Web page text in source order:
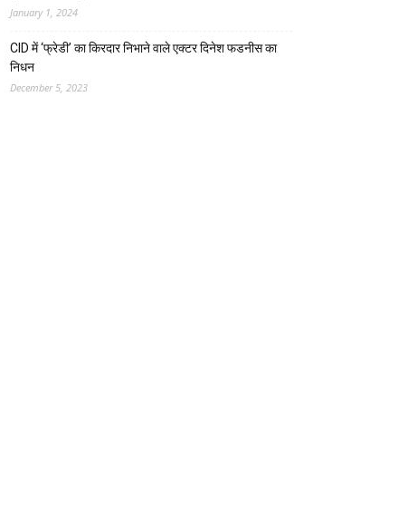
January 1, 2024
CID में ‘फ्रेडी’ का किरदार निभाने वाले एक्टर दिनेश फडनीस का
निधन
December 5, 2023